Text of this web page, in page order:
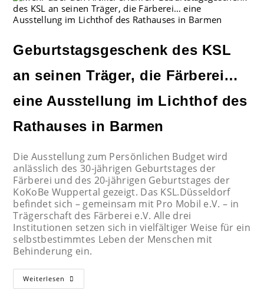
Geburtstagsgeschenk des KSL
an seinen Träger, die Färberei…
eine Ausstellung im Lichthof des
Rathauses in Barmen
Die Ausstellung zum Persönlichen Budget wird
anlässlich des 30-jährigen Geburtstages der
Färberei und des 20-jährigen Geburtstages der
KoKoBe Wuppertal gezeigt. Das KSL.Düsseldorf
befindet sich – gemeinsam mit Pro Mobil e.V. – in
Trägerschaft des Färberei e.V. Alle drei
Institutionen setzen sich in vielfältiger Weise für ein
selbstbestimmtes Leben der Menschen mit
Behinderung ein.
Weiterlesen